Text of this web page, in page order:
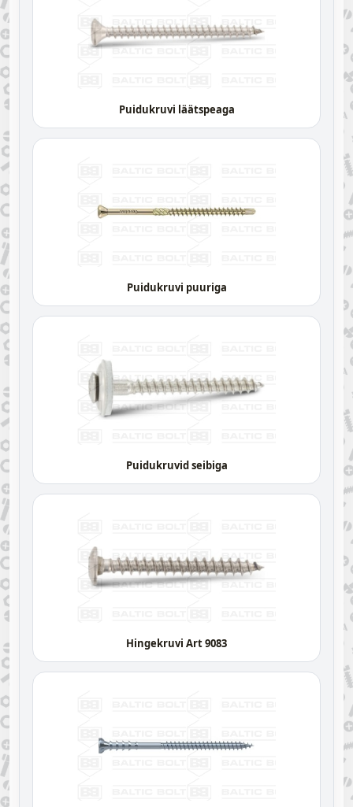
Puidukruvi läätspeaga
Puidukruvi puuriga
Puidukruvid seibiga
Hingekruvi Art 9083